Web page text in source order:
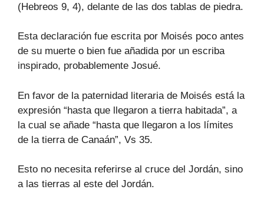
(Hebreos 9, 4), delante de las dos tablas de piedra.
Esta declaración fue escrita por Moisés poco antes
de su muerte o bien fue añadida por un escriba
inspirado, probablemente Josué.
En favor de la paternidad literaria de Moisés está la
expresión “hasta que llegaron a tierra habitada”, a
la cual se añade “hasta que llegaron a los límites
de la tierra de Canaán”, Vs 35.
Esto no necesita referirse al cruce del Jordán, sino
a las tierras al este del Jordán.